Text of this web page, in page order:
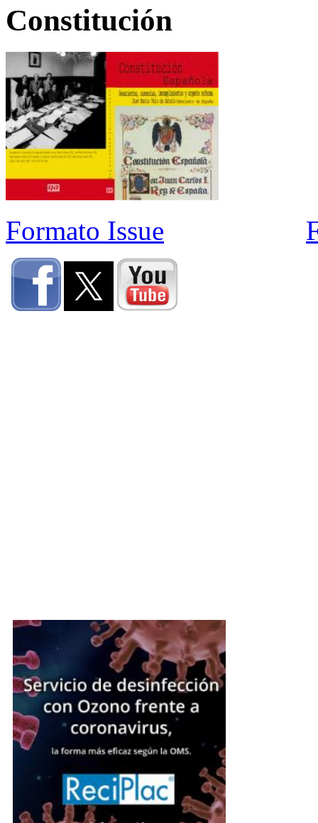
Constitución
Formato Issue